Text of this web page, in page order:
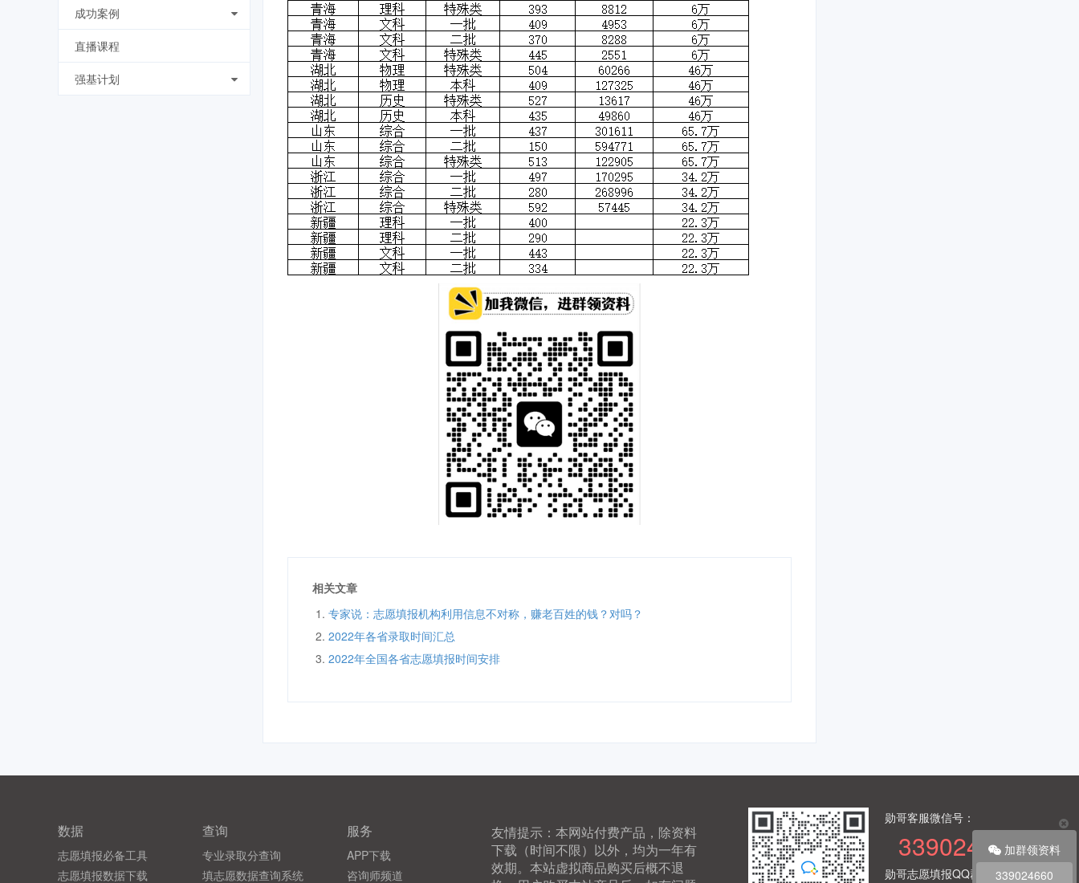
成功案例
直播课程
强基计划
相关文章
专家说：志愿填报机构利用信息不对称，赚老百姓的钱？对吗？
2022年各省录取时间汇总
2022年全国各省志愿填报时间安排
勋哥客服微信号：
339024660
勋哥志愿填报QQ群：
数据
志愿填报必备工具
志愿填报数据下载
查询
专业录取分查询
填志愿数据查询系统
服务
APP下载
咨询师频道
友情提示：本网站付费产品，除资料
下载（时间不限）以外，均为一年有
效期。本站虚拟商品购买后概不退
加群领资料
339024660